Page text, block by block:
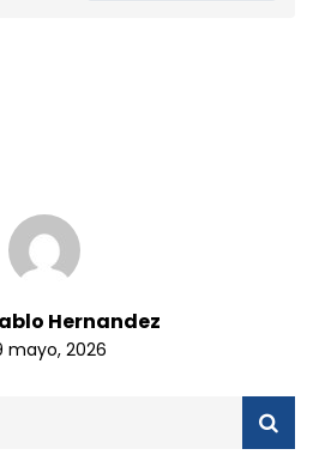
Hernandez
mayo, 2026